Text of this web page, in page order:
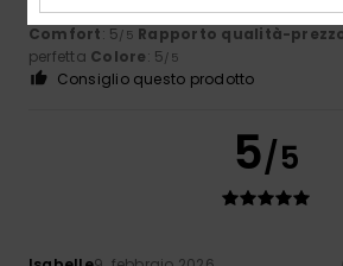
Comodo e pratico
Comfort: 5/5 Rapporto qualità-
perfetta Colore: 5/5
Consiglio questo prodotto
5/5